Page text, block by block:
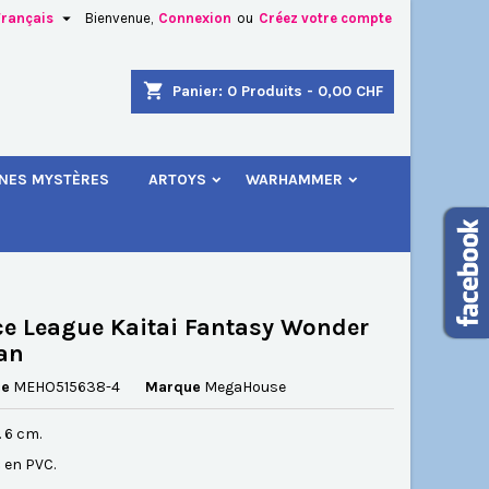
Bienvenue, Connexion ou Créez votre compte

shopping_cart Panier: 0 Produits - 0,00 CHF
MYSTÈRES ARTOYS WARHAMMER
League Kaitai Fantasy Wonder
MEHO515638-4 Marque MegaHouse
6 cm.
PVC.